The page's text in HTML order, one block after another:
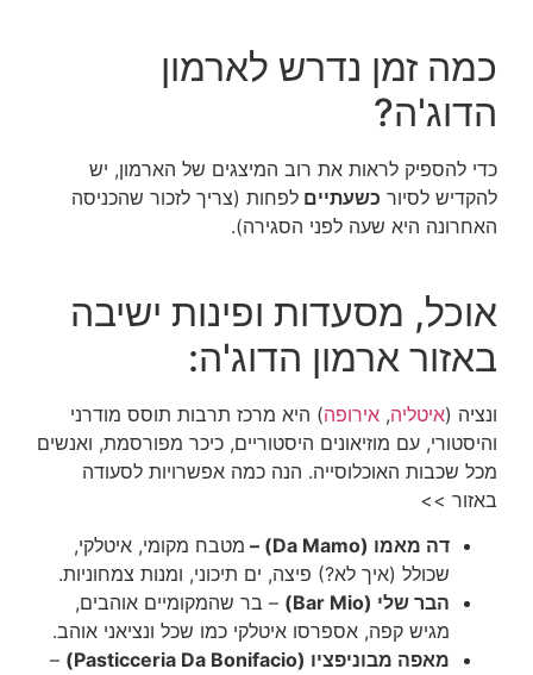
כמה זמן נדרש לארמון
הדוג'ה?
כדי להספיק לראות את רוב המיצגים של הארמון, יש
להקדיש לסיור כשעתיים לפחות (צריך לזכור שהכניסה
האחרונה היא שעה לפני הסגירה).
אוכל, מסעדות ופינות ישיבה
באזור ארמון הדוג'ה:
ונציה (איטליה, אירופה) היא מרכז תרבות תוסס מודרני
והיסטורי, עם מוזיאונים היסטוריים, כיכר מפורסמת, ואנשים
מכל שכבות האוכלוסייה. הנה כמה אפשרויות לסעודה
באזור >>
דה מאמו (Da Mamo) –
מטבח מקומי, איטלקי,
שכולל (איך לא?) פיצה, ים תיכוני, ומנות צמחוניות.
הבר שלי (Bar Mio)
– בר שהמקומיים אוהבים,
מגיש קפה, אספרסו איטלקי כמו שכל ונציאני אוהב.
מאפה מבוניפציו (Pasticceria Da Bonifacio)
–